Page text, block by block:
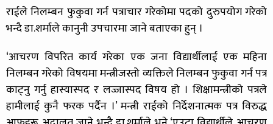
राईले निलम्बन फुकुवा गर्न पत्राचार गरेकोमा पदको दुरुपयोग गरेको
भन्दै डा.शर्माले कानुनी उपचारमा जाने बताएका हुन् ।
‘आचरण विपरित कार्य गरेका एक जना विद्यार्थीलाई एक महिना
निलम्बन गरेको विषयमा मन्त्रीजस्तो व्यक्तिले निलम्बन फुकुवा गर्न पत्र
काट्नु गर्नु हास्यास्पद र लज्जास्पद विषय हो । शिक्षामन्त्रीको पत्रले
हामीलाई कुनै फरक पर्दैन ।’ मन्त्री राईको निर्देशनात्मक पत्र विरुद्ध